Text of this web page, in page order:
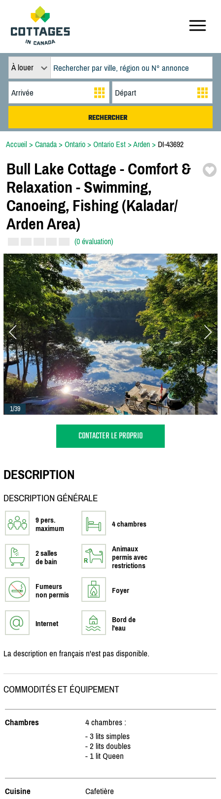
À louer
Accueil > Canada > Ontario > Ontario Est > Arden > DI-43692
Bull Lake Cottage - Comfort &
Relaxation - Swimming,
Canoeing, Fishing (Kaladar/
Arden Area)
(0 évaluation)
1/39
CONTACTER LE PROPRIO
DESCRIPTION
DESCRIPTION GÉNÉRALE
9 pers.
maximum
4 chambres
2 salles
de bain
Animaux
permis avec
restrictions
Fumeurs
non permis
Foyer
Internet
Bord de
l'eau
La description en français n'est pas disponible.
COMMODITÉS ET ÉQUIPEMENT
Chambres
4 chambres :
- 3 lits simples
- 2 lits doubles
- 1 lit Queen
Cuisine
Cafetière